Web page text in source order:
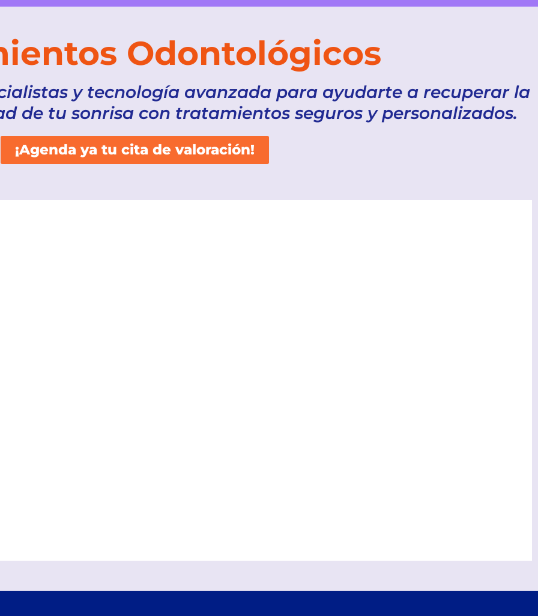
Odontológicos
y tecnología avanzada para ayudarte a recuperar la
de tu sonrisa con tratamientos seguros y personalizados.
¡Agenda ya tu cita de valoración!